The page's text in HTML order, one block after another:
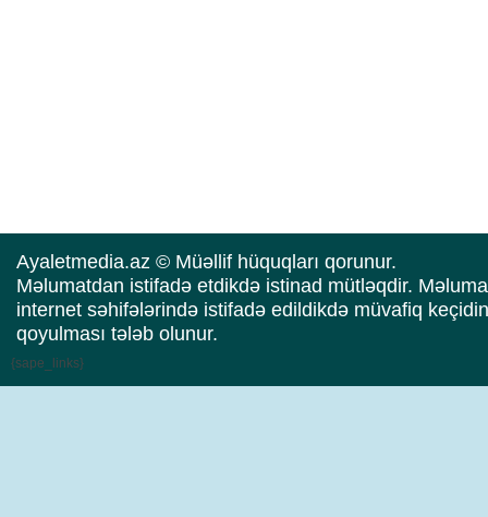
Ayaletmedia.az © Müəllif hüquqları qorunur.
Məlumatdan istifadə etdikdə istinad mütləqdir.
internet səhifələrində istifadə edildikdə müvafiq keçidin
qoyulması tələb olunur.
{sape_links}